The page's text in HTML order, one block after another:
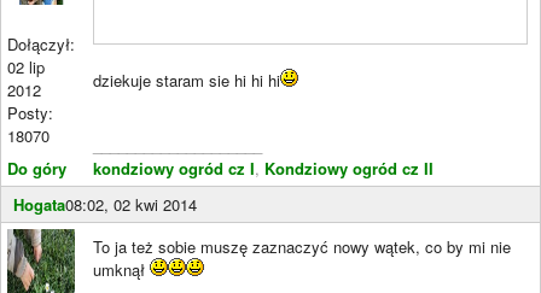
Dołączył:
02 lip
2012
Posty:
18070
Do góry
dziekuje staram sie hi hi hi
kondziowy ogród cz I, Kondziowy ogród cz II
Hogata08:02, 02 kwi 2014
To ja też sobie muszę zaznaczyć nowy wątek, co by mi nie
umknął